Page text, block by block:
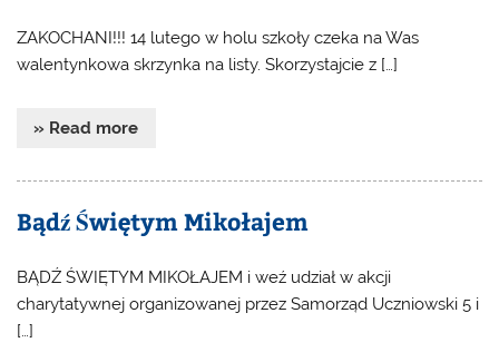
ZAKOCHANI!!! 14 lutego w holu szkoły czeka na Was
walentynkowa skrzynka na listy. Skorzystajcie z […]
» Read more
Bądź Świętym Mikołajem
BĄDŹ ŚWIĘTYM MIKOŁAJEM i weź udział w akcji
charytatywnej organizowanej przez Samorząd Uczniowski 5 i
[…]